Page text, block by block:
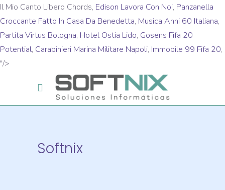
Il Mio Canto Libero Chords, Edison Lavora Con Noi, Panzanella
Croccante Fatto In Casa Da Benedetta, Musica Anni 60 Italiana,
Partita Virtus Bologna, Hotel Ostia Lido, Gosens Fifa 20
Potential, Carabinieri Marina Militare Napoli, Immobile 99 Fifa 20,
"/>
Softnix